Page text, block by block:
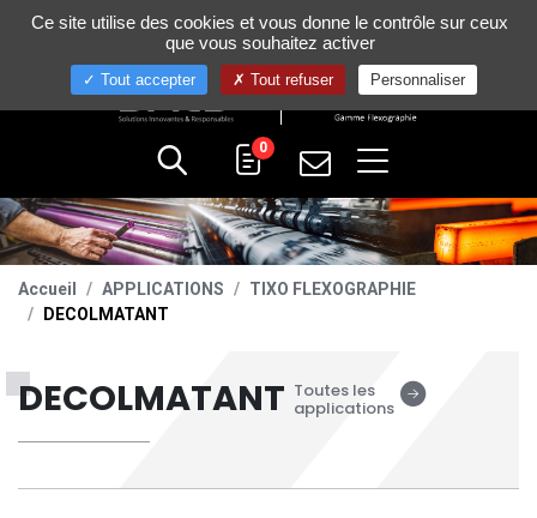
+33 (0)4 75 58 80 10
0
Accueil APPLICATIONS
TIXO FLEXOGRAPHIE
DECOLMATANT
DECOLMATANT Toutes les
applications
Gestion de vos préférences sur les cookies
Ce site utilise des cookies et vous donne le contrôle sur ceux
que vous souhaitez activer
Tout accepter Tout refuser Personnaliser